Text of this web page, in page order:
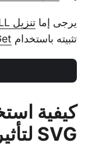
يرجى إماتنزيل DLL الخاص بواجهة برمجة التطبيقات
تثبيته باستخدام
كيفية
SVG لتأثير التشبع